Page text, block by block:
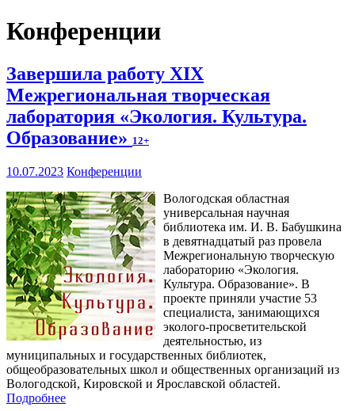
Конференции
Завершила работу XIX
Межрегиональная творческая
лаборатория «Экология. Культура.
Образование» 12+
10.07.2023 Конференции
Вологодская областная
универсальная научная
библиотека им. И. В. Бабушкина
в девятнадцатый раз провела
Межрегиональную творческую
лабораторию «Экология.
Культура. Образование». В
проекте приняли участие 53
специалиста, занимающихся
эколого-просветительской
деятельностью, из
муниципальных и государственных библиотек,
общеобразовательных школ и общественных организаций из
Вологодской, Кировской и Ярославской областей.
Подробнее